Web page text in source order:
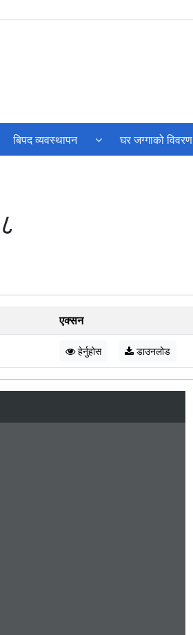
बिपद व्यवस्थापन घर जग्गाको विवरण
एक्सन
हेर्नुहोस डाउनलोड